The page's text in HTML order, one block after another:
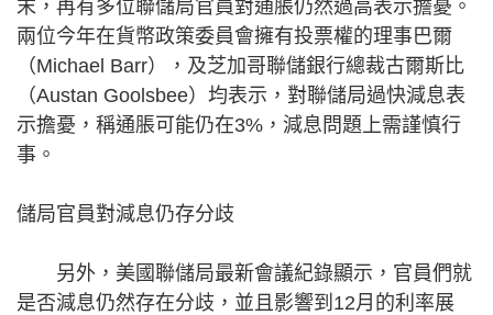
末，再有多位聯儲局官員對通脹仍然過高表示擔憂。
兩位今年在貨幣政策委員會擁有投票權的理事巴爾
（Michael Barr），及芝加哥聯儲銀行總裁古爾斯比
（Austan Goolsbee）均表示，對聯儲局過快減息表
示擔憂，稱通脹可能仍在3%，減息問題上需謹慎行
事。
儲局官員對減息仍存分歧
另外，美國聯儲局最新會議紀錄顯示，官員們就
是否減息仍然存在分歧，並且影響到12月的利率展